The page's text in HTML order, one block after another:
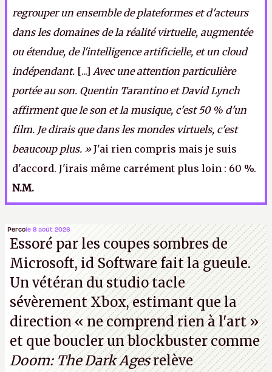
regrouper un ensemble de plateformes et d'acteurs
dans les domaines de la réalité virtuelle, augmentée
ou étendue, de l'intelligence artificielle, et un cloud
indépendant. [...] Avec une attention particulière
portée au son. Quentin Tarantino et David Lynch
affirment que le son et la musique, c'est 50 % d'un
film. Je dirais que dans les mondes virtuels, c'est
beaucoup plus. »J'ai rien compris mais je suis
d'accord. J'irais même carrément plus loin : 60 %.
N.M.
Percole 8 août 2026
Essoré par les coupes sombres de
Microsoft, id Software fait la gueule.
Un vétéran du studiotacle
sévèrement Xbox, estimant que la
direction« ne comprend rien à l'art »
et que boucler un blockbuster comme
Doom: The Dark Agesrelève